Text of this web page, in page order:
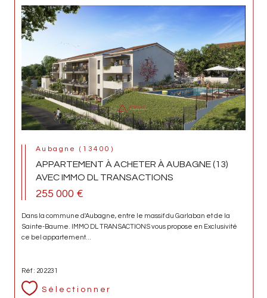
Aubagne (13400)
APPARTEMENT À ACHETER À AUBAGNE (13)
AVEC IMMO DL TRANSACTIONS
255 000 €
Dans la commune d'Aubagne, entre le massif du Garlaban et de la
Sainte-Baume. IMMO DL TRANSACTIONS vous propose en Exclusivité
ce bel appartement...
Réf : 202231
Sélectionner